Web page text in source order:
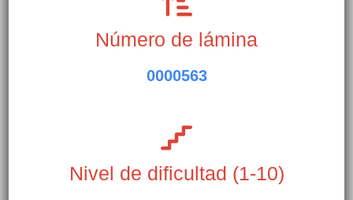
Número de lámina
0000563
Nivel de dificultad (1-10)